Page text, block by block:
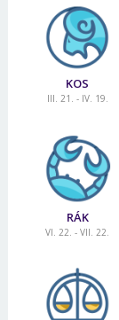
KOS
III. 21. - IV. 19.
RÁK
VI. 22. - VII. 22.